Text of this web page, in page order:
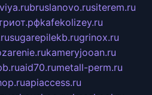
bruslanovo.rusiterem.ru
kafekolizey.ru
sugarepilekb.rugrinox.ru
kameryjooan.ru
aid70.rumetall-perm.ru
apiaccess.ru